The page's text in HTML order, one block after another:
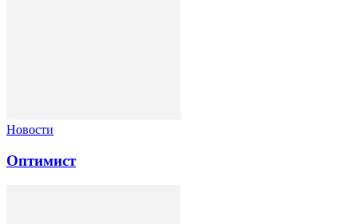
Новости
Оптимист